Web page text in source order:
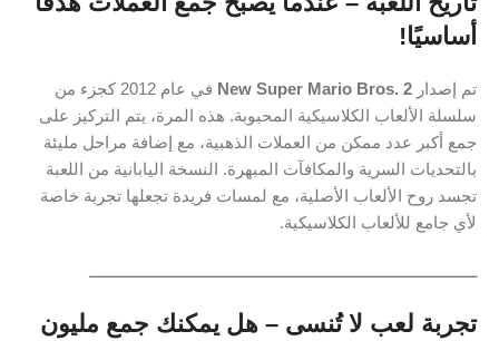
أساسيًا!
تم إصدار New Super Mario Bros. 2
في عام 2012 كجزء من
سلسلة الألعاب الكلاسيكية المحبوبة. هذه المرة، يتم التركيز على
جمع أكبر عدد ممكن من العملات الذهبية، مع إضافة مراحل مليئة
بالتحديات السرية والمكافآت المبهرة. النسخة اليابانية من اللعبة
تجسد روح الألعاب الأصلية، مع لمسات فريدة تجعلها تجربة خاصة
لأي جامع للألعاب الكلاسيكية.
ـــــــــــــــــــــــــــــــــــــــــــــــــــــــــــــــــــــــــــــــــــــــ
تجربة لعب لا تُنسى – هل يمكنك جمع مليون